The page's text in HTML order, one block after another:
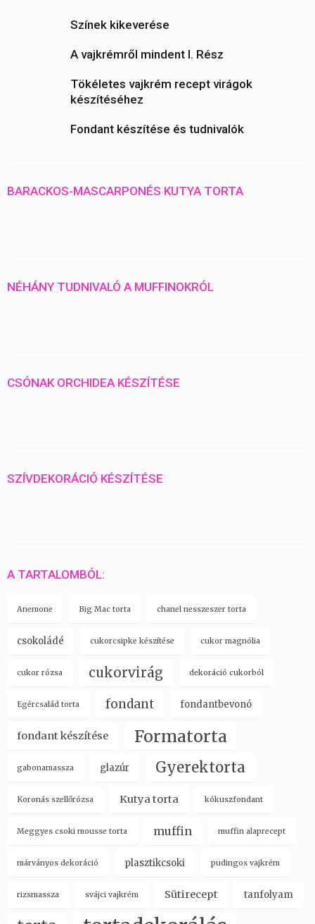
Színek kikeverése
A vajkrémről mindent I. Rész
Tökéletes vajkrém recept virágok
készítéséhez
Fondant készítése és tudnivalók
BARACKOS-MASCARPONÉS KUTYA TORTA
NÉHÁNY TUDNIVALÓ A MUFFINOKRÓL
CSÓNAK ORCHIDEA KÉSZÍTÉSE
SZÍVDEKORÁCIÓ KÉSZÍTÉSE
A TARTALOMBÓL:
Anemone Big Mac torta chanel nesszeszer torta
csokoládé cukorcsipke készítése cukor magnólia
cukor rózsa cukorvirág dekoráció cukorból
Egércsalád torta fondant fondantbevonó
fondant készítése Formatorta
gabonamassza glazúr Gyerektorta
Koronás szellőrózsa Kutya torta kókuszfondant
Meggyes csoki mousse torta muffin muffin alaprecept
márványos dekoráció plasztikcsoki pudingos vajkrém
rizsmassza svájci vajkrém Sütirecept tanfolyam